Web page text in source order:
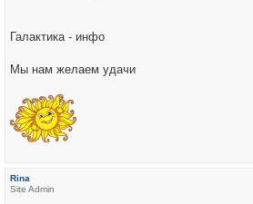
Галактика - инфо
Мы нам желаем удачи
Rina
Site Admin